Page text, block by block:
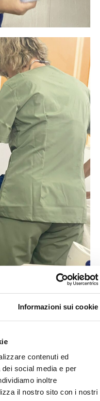
Informazioni sui cookie
contenuti ed
social media e per
inoltre
il nostro sito con i nostri